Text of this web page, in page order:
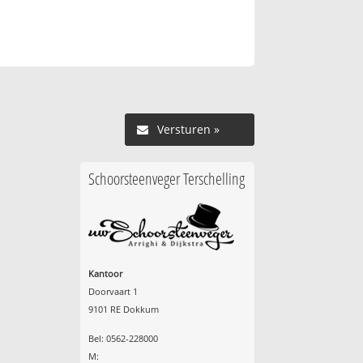
Versturen »
Schoorsteenveger Terschelling
Kantoor
Doorvaart 1
9101 RE Dokkum
Bel: 0562-228000
M: